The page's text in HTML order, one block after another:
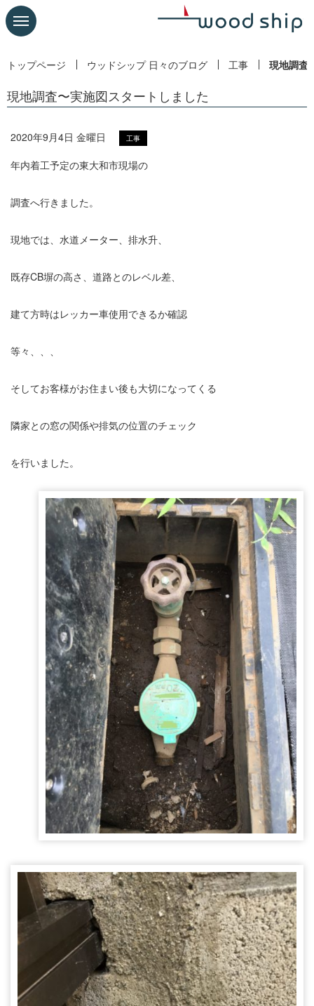
トップページ ウッドシップ 日々のブログ 工事 現地調査
現地調査〜実施図スタートしました
2020年9月4日 金曜日 工事
年内着工予定の東大和市現場の
調査へ行きました。
現地では、水道メーター、排水升、
既存CB塀の高さ、道路とのレベル差、
建て方時はレッカー車使用できるか確認
等々、、、
そしてお客様がお住まい後も大切になってくる
隣家との窓の関係や排気の位置のチェック
を行いました。